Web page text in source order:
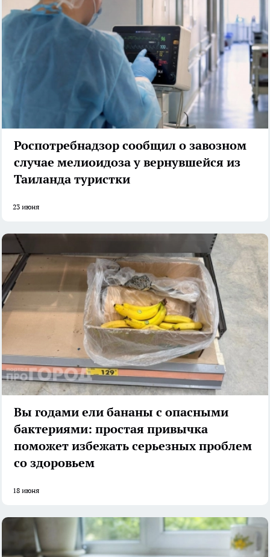
Роспотребнадзор сообщил о завозном
случае мелиоидоза у вернувшейся из
Таиланда туристки
23 июня
Вы годами ели бананы с опасными
бактериями: простая привычка
поможет избежать серьезных проблем
со здоровьем
18 июня